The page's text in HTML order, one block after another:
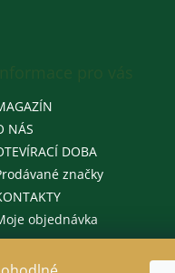
NÁS
DOBA
značky
objednávka